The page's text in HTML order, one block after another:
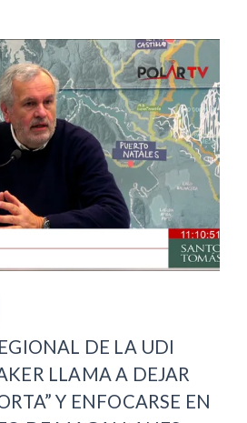
DE LA UDI
LLAMA A DEJAR
Y ENFOCARSE EN